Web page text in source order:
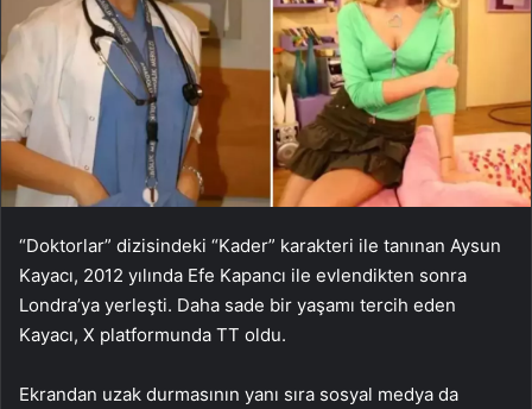
“Doktorlar” dizisindeki “Kader” karakteri ile tanınan Aysun
Kayacı, 2012 yılında Efe Kapancı ile evlendikten sonra
Londra’ya yerleşti. Daha sade bir yaşamı tercih eden
Kayacı, X platformunda TT oldu.
Ekrandan uzak durmasının yanı sıra sosyal medya da